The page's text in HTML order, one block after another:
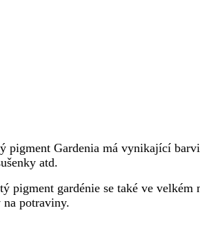
Gardenia má vynikající
atd.
pigment gardénie se také ve
potraviny.